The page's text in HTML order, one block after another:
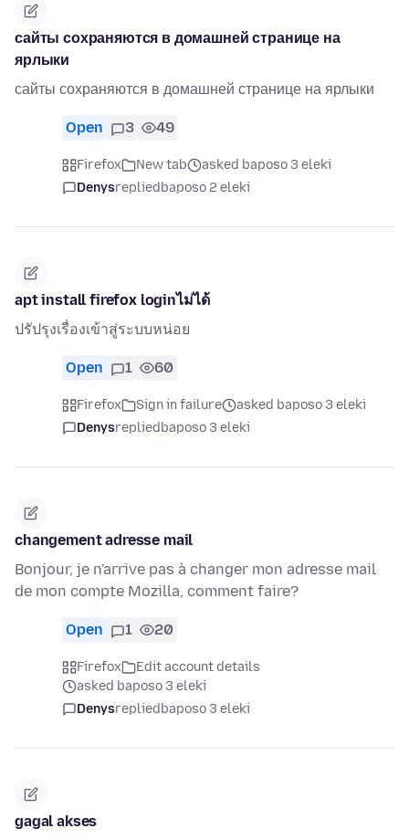
сайты сохраняются в домашней странице на
ярлыки
сайты сохраняются в домашней странице на ярлыки
Open 3 49
Firefox New tab
asked baposo 3 eleki
Denysrepliedbaposo 2 eleki
apt install firefox loginไม่ได้
ปรัปรุงเรื่องเข้าสู่ระบบหน่อย
Open 1 60
Firefox Sign in failure
asked baposo 3 eleki
Denysrepliedbaposo 3 eleki
changement adresse mail
Bonjour, je n'arrive pas à changer mon adresse mail
de mon compte Mozilla, comment faire?
Open 1 20
Firefox
Edit account details
asked baposo 3 eleki
Denysrepliedbaposo 3 eleki
gagal akses